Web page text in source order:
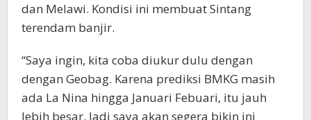
dan Melawi. Kondisi ini membuat Sintang
terendam banjir.
“Saya ingin, kita coba diukur dulu dengan
dengan Geobag. Karena prediksi BMKG masih
ada La Nina hingga Januari Febuari, itu jauh
lebih besar. Jadi saya akan segera bikin ini